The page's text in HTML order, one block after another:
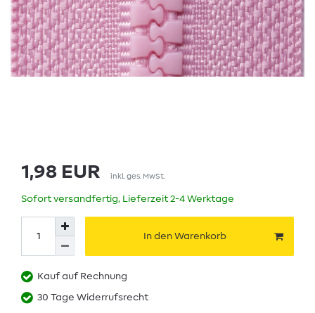
1,98 EUR inkl. ges. MwSt.
Sofort versandfertig, Lieferzeit 2-4 Werktage
In den Warenkorb
Kauf auf Rechnung
30 Tage Widerrufsrecht